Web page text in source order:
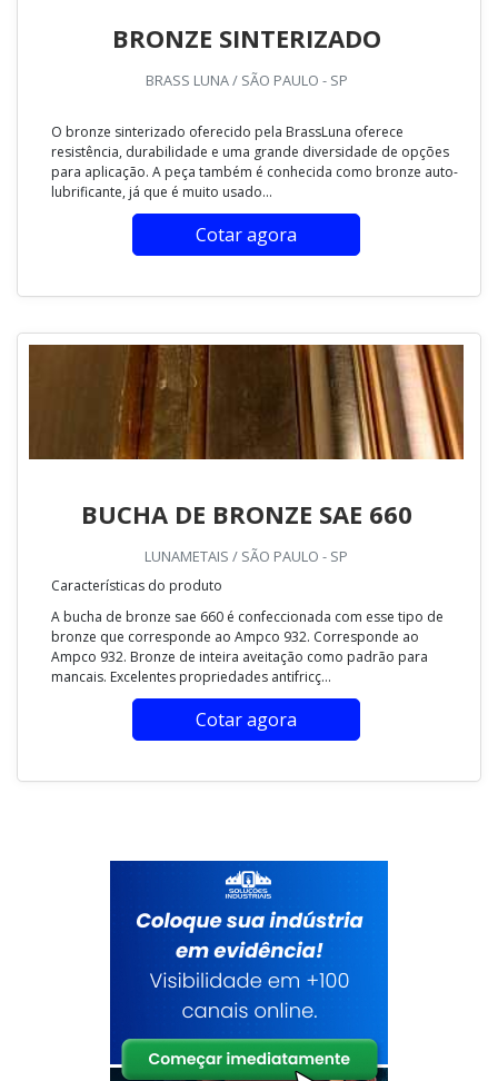
BRONZE SINTERIZADO
BRASS LUNA / SÃO PAULO - SP
O bronze sinterizado oferecido pela BrassLuna oferece
resistência, durabilidade e uma grande diversidade de opções
para aplicação. A peça também é conhecida como bronze auto-
lubrificante, já que é muito usado...
Cotar agora
BUCHA DE BRONZE SAE 660
LUNAMETAIS / SÃO PAULO - SP
Características do produto
A bucha de bronze sae 660 é confeccionada com esse tipo de
bronze que corresponde ao Ampco 932. Corresponde ao
Ampco 932. Bronze de inteira aveitação como padrão para
mancais. Excelentes propriedades antifricç...
Cotar agora